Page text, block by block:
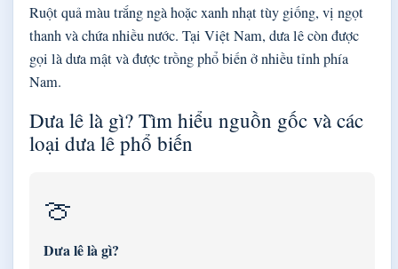
Ruột quả màu trắng ngà hoặc xanh nhạt tùy giống, vị ngọt
thanh và chứa nhiều nước. Tại Việt Nam, dưa lê còn được
gọi là dưa mật và được trồng phổ biến ở nhiều tỉnh phía
Nam.
Dưa lê là gì? Tìm hiểu nguồn gốc và các
loại dưa lê phổ biến
🍈
Dưa lê là gì?